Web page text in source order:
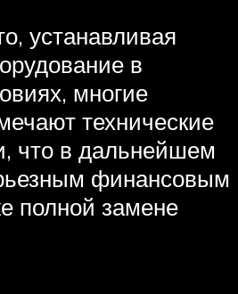
устанавливая
в
многие
технические
что в дальнейшем
финансовым
полной замене